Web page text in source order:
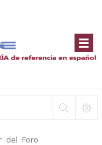
del Foro